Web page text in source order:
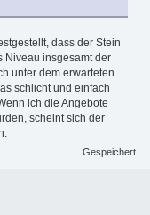
dass der Stein
Niveau insgesamt der
unter dem erwarteten
schlicht und einfach
ich die Angebote
scheint sich der
Gespeichert